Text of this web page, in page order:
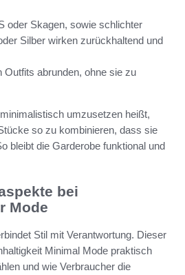
oder Skagen, sowie schlichter
Silber wirken zurückhaltend und
abrunden, ohne sie zu
umzusetzen heißt,
so zu kombinieren, dass sie
bleibt die Garderobe funktional und
bei
Mode
Stil mit Verantwortung. Dieser
Minimal Mode praktisch
und wie Verbraucher die